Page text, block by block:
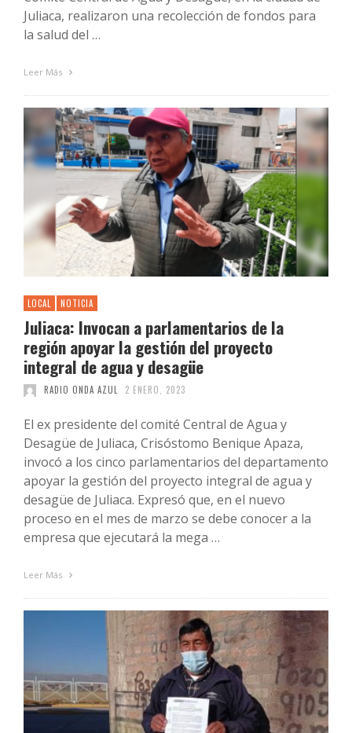
Juliaca, realizaron una recolección de fondos para
la salud del …
Leer Más
LOCAL NOTICIA
Juliaca: Invocan a parlamentarios de la
región apoyar la gestión del proyecto
integral de agua y desagüe
RADIO ONDA AZUL 2 ENERO, 2023
El ex presidente del comité Central de Agua y
Desagüe de Juliaca, Crisóstomo Benique Apaza,
invocó a los cinco parlamentarios del departamento
apoyar la gestión del proyecto integral de agua y
desagüe de Juliaca. Expresó que, en el nuevo
proceso en el mes de marzo se debe conocer a la
empresa que ejecutará la mega …
Leer Más